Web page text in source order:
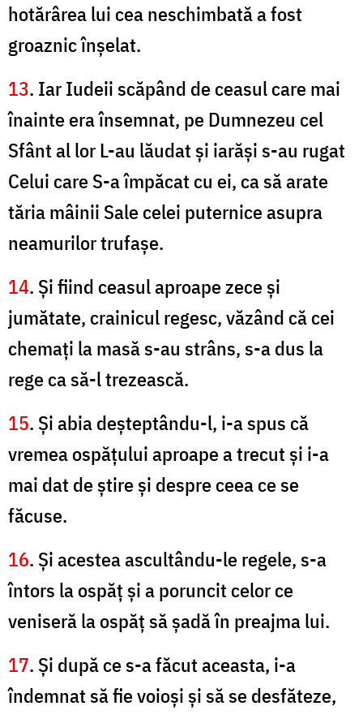
hotărârea lui cea neschimbată a fost
groaznic înşelat.
13. Iar Iudeii scăpând de ceasul care mai
înainte era însemnat, pe Dumnezeu cel
Sfânt al lor L-au lăudat şi iarăşi s-au rugat
Celui care S-a împăcat cu ei, ca să arate
tăria mâinii Sale celei puternice asupra
neamurilor trufaşe.
14. Şi fiind ceasul aproape zece şi
jumătate, crainicul regesc, văzând că cei
chemaţi la masă s-au strâns, s-a dus la
rege ca să-l trezească.
15. Şi abia deşteptându-l, i-a spus că
vremea ospăţului aproape a trecut şi i-a
mai dat de ştire şi despre ceea ce se
făcuse.
16. Şi acestea ascultându-le regele, s-a
întors la ospăţ şi a poruncit celor ce
veniseră la ospăţ să şadă în preajma lui.
17. Şi după ce s-a făcut aceasta, i-a
îndemnat să fie voioşi şi să se desfăteze,